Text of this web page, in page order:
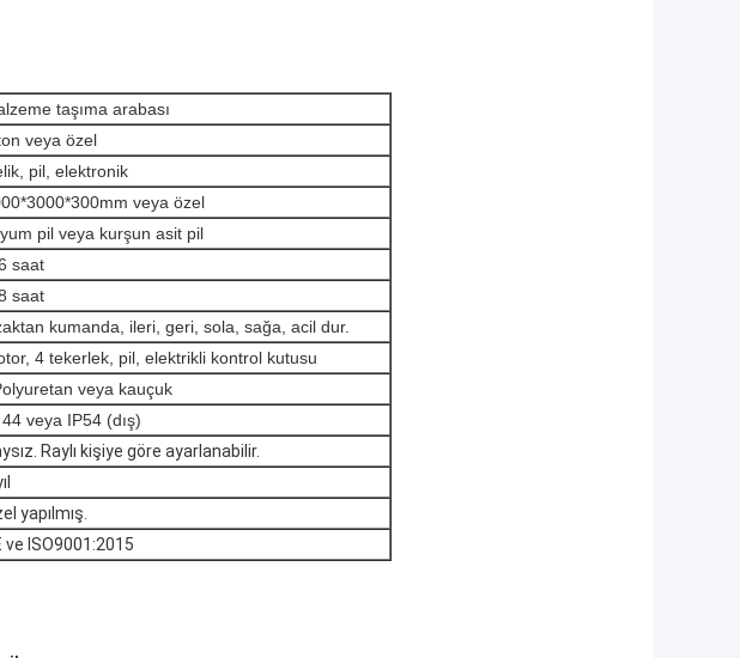
taşıma arabası
veya özel
pil, elektronik
veya özel
pil veya kurşun asit pil
saat
saat
kumanda, ileri, geri, sola, sağa, acil dur.
4 tekerlek, pil, elektrikli kontrol kutusu
veya kauçuk
44 veya IP54 (dış)
Raylı kişiye göre ayarlanabilir.
yapılmış.
ve ISO9001:2015